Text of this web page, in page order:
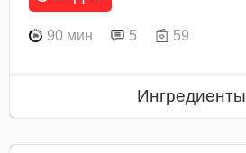
90 мин 5 59
Ингредиенты